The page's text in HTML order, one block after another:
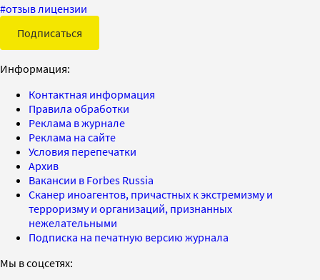
#отзыв лицензии
Подписаться
Информация:
Контактная информация
Правила обработки
Реклама в журнале
Реклама на сайте
Условия перепечатки
Архив
Вакансии в Forbes Russia
Сканер иноагентов, причастных к экстремизму и
терроризму и организаций, признанных
нежелательными
Подписка на печатную версию журнала
Мы в соцсетях: